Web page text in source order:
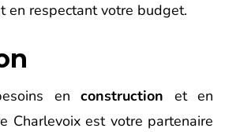
en respectant votre budget.
enconstruction et en
Charlevoix est votre partenaire